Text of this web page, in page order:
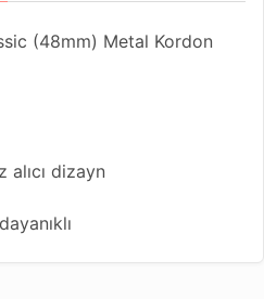
(48mm) Metal Kordon
alıcı dizayn